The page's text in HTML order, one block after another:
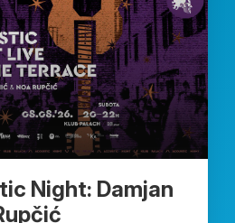
Night: Damjan